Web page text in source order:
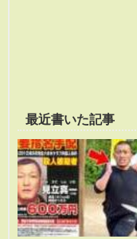
最近書いた記事